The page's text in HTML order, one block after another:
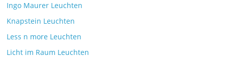
Ingo Maurer Leuchten
Knapstein Leuchten
Less n more Leuchten
Licht im Raum Leuchten